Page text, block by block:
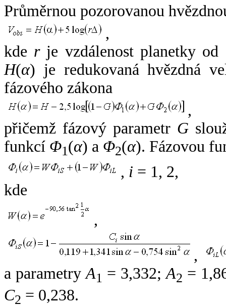
Průměrnou pozorovanou
,
kde rje vzdálenost planetky od
H(α) je redukovaná hvězdná
fázového zákona
,
přičemž fázový parametr G
funkcí Φ1(α) a Φ2(α). Fázovou
, i = 1, 2,
kde
,
,
a parametryA1 = 3,332;A2 =
C2 = 0,238.